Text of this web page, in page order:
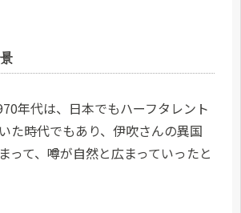
年代は、日本でもハーフタレント
た時代でもあり、伊吹さんの異国
って、噂が自然と広まっていったと